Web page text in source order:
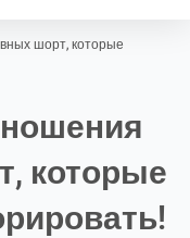
шорт, которые
которые